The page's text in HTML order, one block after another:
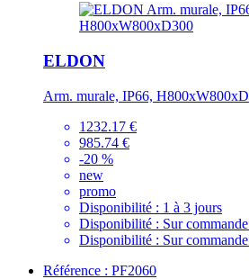
ELDON
Arm. murale, IP66,
1232.17 €
985.74 €
-20 %
new
promo
Disponibilité : 1 à 3 jours
Disponibilité : Sur
Disponibilité : Sur
Référence : PF2060